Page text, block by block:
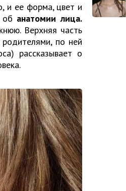
и ее форма, цвет и
об анатомии лица.
Верхняя часть
по ней
рассказывает о